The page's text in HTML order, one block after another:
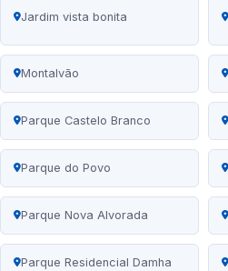
Jardim vista bonita
Montalvão
Parque Castelo Branco
Parque do Povo
Parque Nova Alvorada
Parque Residencial Damha